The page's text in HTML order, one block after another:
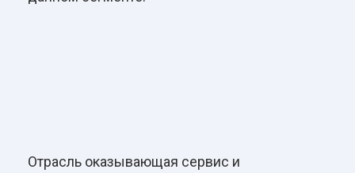
Отрасль оказывающая сервис и